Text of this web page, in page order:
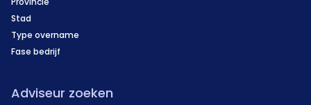
Stad
Type overname
Fase bedrijf
Adviseur zoeken